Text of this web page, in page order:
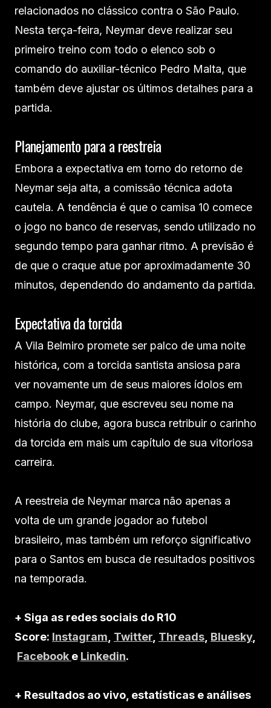
relacionados no clássico contra o São Paulo.
Nesta terça-feira, Neymar deve realizar seu
primeiro treino com todo o elenco sob o
comando do auxiliar-técnico Pedro Malta, que
também deve ajustar os últimos detalhes para a
partida.
Planejamento para a reestreia
Embora a expectativa em torno do retorno de
Neymar seja alta, a comissão técnica adota
cautela. A tendência é que o camisa 10 comece
o jogo no banco de reservas, sendo utilizado no
segundo tempo para ganhar ritmo. A previsão é
de que o craque atue por aproximadamente 30
minutos, dependendo do andamento da partida.
Expectativa da torcida
A Vila Belmiro promete ser palco de uma noite
histórica, com a torcida santista ansiosa para
ver novamente um de seus maiores ídolos em
campo. Neymar, que escreveu seu nome na
história do clube, agora busca retribuir o carinho
da torcida em mais um capítulo de sua vitoriosa
carreira.
A reestreia de Neymar marca não apenas a
volta de um grande jogador ao futebol
brasileiro, mas também um reforço significativo
para o Santos em busca de resultados positivos
na temporada.
+ Siga as redes sociais do R10
Score: Instagram Twitter Threads Bluesky,
Facebook e Linkedin.
+ Resultados ao vivo, estatísticas e análises